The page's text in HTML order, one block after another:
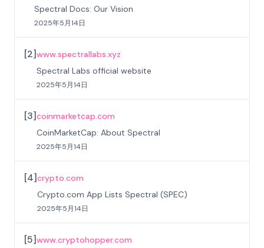
Spectral Docs: Our Vision
2025年5月14日
[2]www.spectrallabs.xyz
Spectral Labs official website
2025年5月14日
[3]coinmarketcap.com
CoinMarketCap: About Spectral
2025年5月14日
[4]crypto.com
Crypto.com App Lists Spectral (SPEC)
2025年5月14日
[5]www.cryptohopper.com